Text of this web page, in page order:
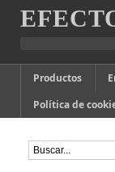
Productos
Política de